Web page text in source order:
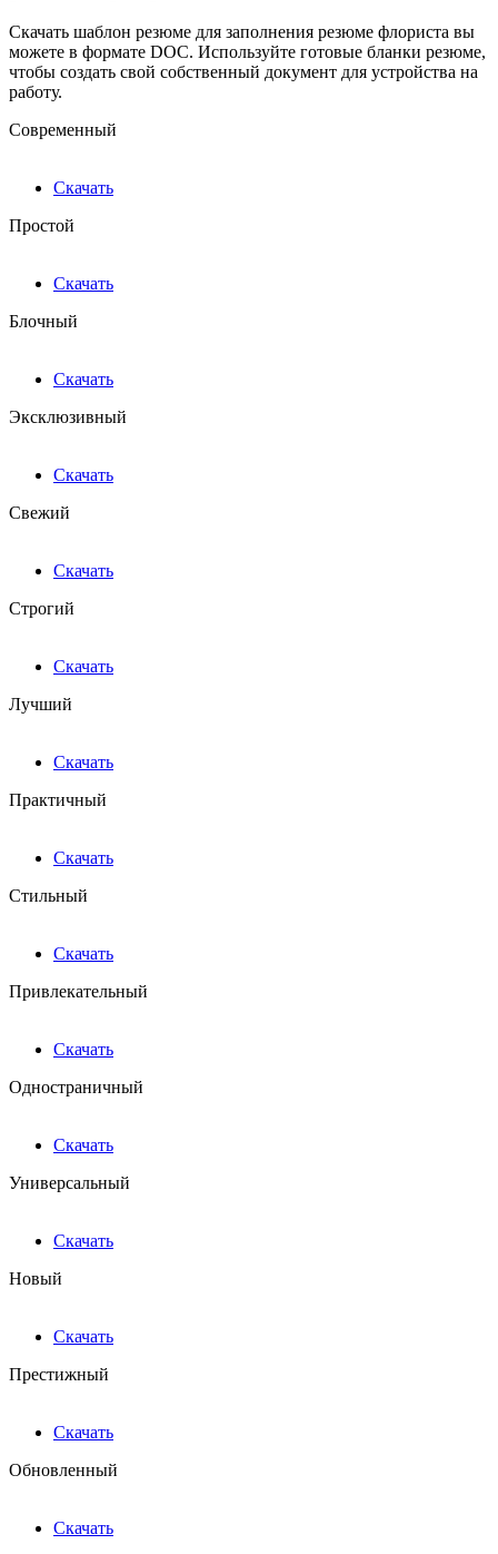
Скачать шаблон резюме для заполнения резюме флориста вы
можете в формате DOC. Используйте готовые бланки резюме,
чтобы создать свой собственный документ для устройства на
работу.
Современный
Скачать
Простой
Скачать
Блочный
Скачать
Эксклюзивный
Скачать
Свежий
Скачать
Строгий
Скачать
Лучший
Скачать
Практичный
Скачать
Стильный
Скачать
Привлекательный
Скачать
Одностраничный
Скачать
Универсальный
Скачать
Новый
Скачать
Престижный
Скачать
Обновленный
Скачать